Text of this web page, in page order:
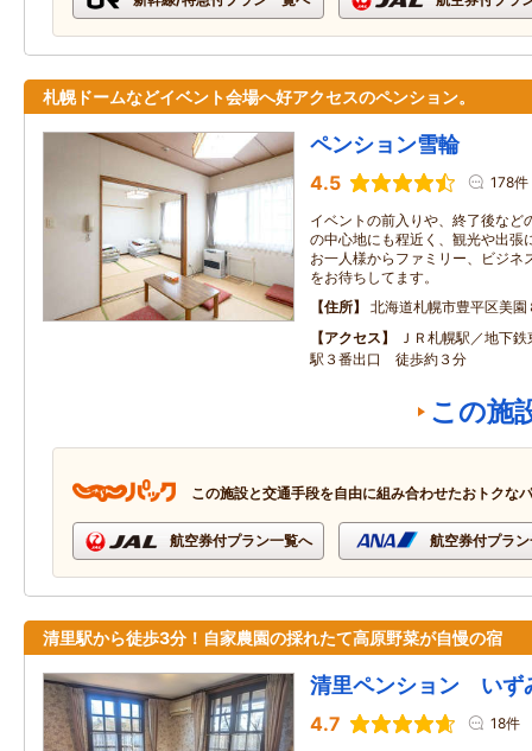
札幌ドームなどイベント会場へ好アクセスのペンション。
ペンション雪輪
4.5 178件
イベントの前入りや、終了後など
の中心地にも程近く、観光や出張
お一人様からファミリー、ビジネ
をお待ちしてます。
住所
北海道札幌市豊平区美園
アクセス
ＪＲ札幌駅／地下
駅３番出口 徒歩約３分
この施
この施設と交通手段を自由に組み合わせたおトクな
航空券付プラン一覧へ 航空券付プラ
清里駅から徒歩3分！自家農園の採れたて高原野菜が自慢の宿
清里ペンション いず
4.7 18件